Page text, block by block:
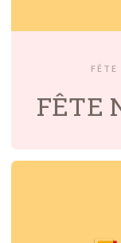
FÊTE
FÊTE